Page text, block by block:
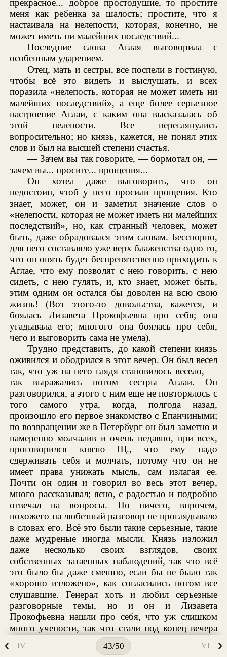
прекрасное... доброе простодушие, то простите
меня как ребенка за шалость; простите, что я
настаивала на нелепости, которая, конечно, не
может иметь ни малейших последствий...
Последние слова Аглая выговорила с
особенным ударением.
Отец, мать и сестры, все поспели в гостиную,
чтобы всё это видеть и выслушать, и всех
поразила «нелепость, которая не может иметь ни
малейших последствий», а еще более серьезное
настроение Аглаи, с каким она высказалась об
этой нелепости. Все переглянулись
вопросительно; но князь, кажется, не понял этих
слов и был на высшей степени счастья.
— Зачем вы так говорите, — бормотал он, —
зачем вы... просите... прощения...
Он хотел даже выговорить, что он
недостоин, чтоб у него просили прощения. Кто
знает, может, он и заметил значение слов о
«нелепости, которая не может иметь ни малейших
последствий», но, как странный человек, может
быть, даже обрадовался этим словам. Бесспорно,
для него составляло уже верх блаженства одно то,
что он опять будет беспрепятственно приходить к
Аглае, что ему позволят с нею говорить, с нею
сидеть, с нею гулять, и, кто знает, может быть,
этим одним он остался бы доволен на всю свою
жизнь! (Вот этого-то довольства, кажется, и
боялась Лизавета Прокофьевна про себя; она
угадывала его; многого она боялась про себя,
чего и выговорить сама не умела).
Трудно представить, до какой степени князь
оживился и ободрился в этот вечер. Он был весел
так, что уж на него глядя становилось весело, —
так выражались потом сестры Аглаи. Он
разговорился, а этого с ним еще не повторялось с
того самого утра, когда, полгода назад,
произошло его первое знакомство с Епанчиными;
по возвращении же в Петербург он был заметно и
намеренно молчалив и очень недавно, при всех,
проговорился князю Щ., что ему надо
сдерживать себя и молчать, потому что он не
имеет права унижать мысль, сам излагая ее.
Почти он один и говорил во весь этот вечер,
много рассказывал; ясно, с радостью и подробно
отвечал на вопросы. Но ничего, впрочем,
похожего на любезный разговор не проглядывало
в словах его. Всё это были такие серьезные, такие
даже мудреные иногда мысли. Князь изложил
даже несколько своих взглядов, своих
собственных затаенных наблюдений, так что всё
это было бы даже смешно, если бы не было так
«хорошо изложено», как согласились потом все
слушавшие. Генерал хоть и любил серьезные
разговорные темы, но и он и Лизавета
Прокофьевна нашли про себя, что уж слишком
много учености, так что стали под конец вечера
даже грустны. Впрочем, князь до того дошел под
конец, что рассказал несколько пресмешных
IV 43/50 VI